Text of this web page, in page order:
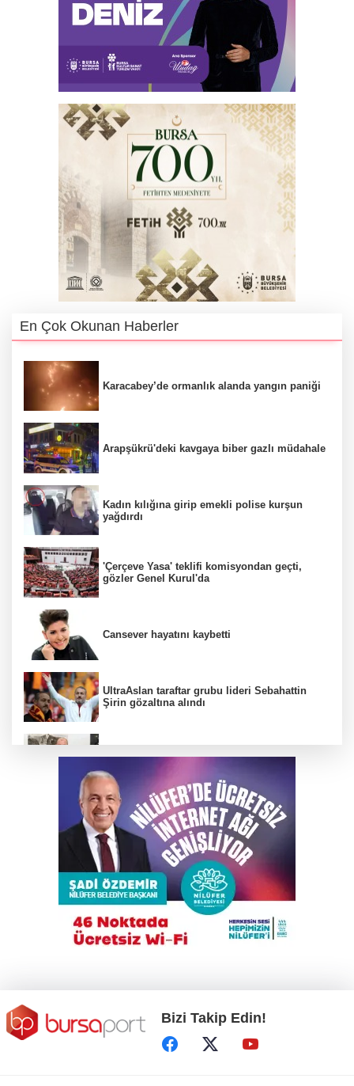
En Çok Okunan Haberler
Karacabey’de ormanlık alanda yangın paniği
Arapşükrü'deki kavgaya biber gazlı müdahale
Kadın kılığına girip emekli polise kurşun
yağdırdı
'Çerçeve Yasa' teklifi komisyondan geçti,
gözler Genel Kurul'da
Cansever hayatını kaybetti
UltraAslan taraftar grubu lideri Sebahattin
Şirin gözaltına alındı
görevden uzaklaştırıldı
İzlanda'dan Güney Afrika'ya klasik araçların
yolu Bursa'dan geçiyor
Öğrenci affını düzenleyen kanun, Resmi
Gazete'de yayımlandı
Benzine bir kez daha zam geliyor
Bizi Takip Edin!